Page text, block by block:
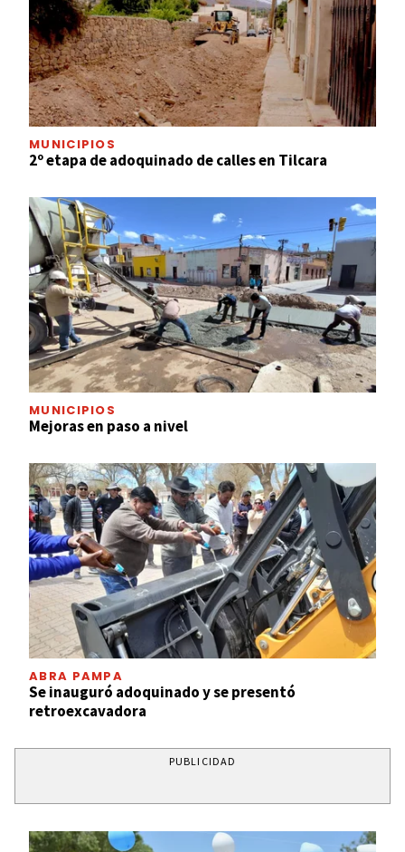
MUNICIPIOS
2º etapa de adoquinado de calles en Tilcara
MUNICIPIOS
Mejoras en paso a nivel
ABRA PAMPA
Se inauguró adoquinado y se presentó
retroexcavadora
PUBLICIDAD